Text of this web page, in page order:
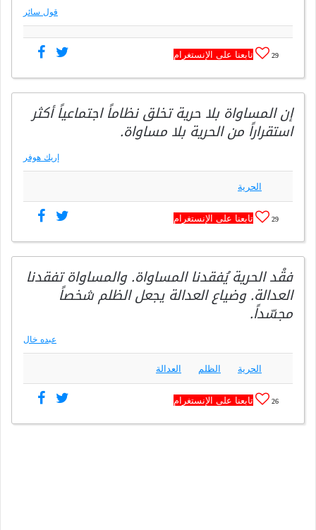
قول سائر
29 تابعنا على الإنستغرام
إن المساواة بلا حرية تخلق نظاماً اجتماعياً أكثر
استقراراً من الحرية بلا مساواة.
إريك هوفر
الحرية
29 تابعنا على الإنستغرام
فقْد الحرية يُفقدنا المساواة. والمساواة تفقدنا
العدالة. وضياع العدالة يجعل الظلم شخصاً
مجسّداً.
عبده خال
الحرية الظلم العدالة
26 تابعنا على الإنستغرام